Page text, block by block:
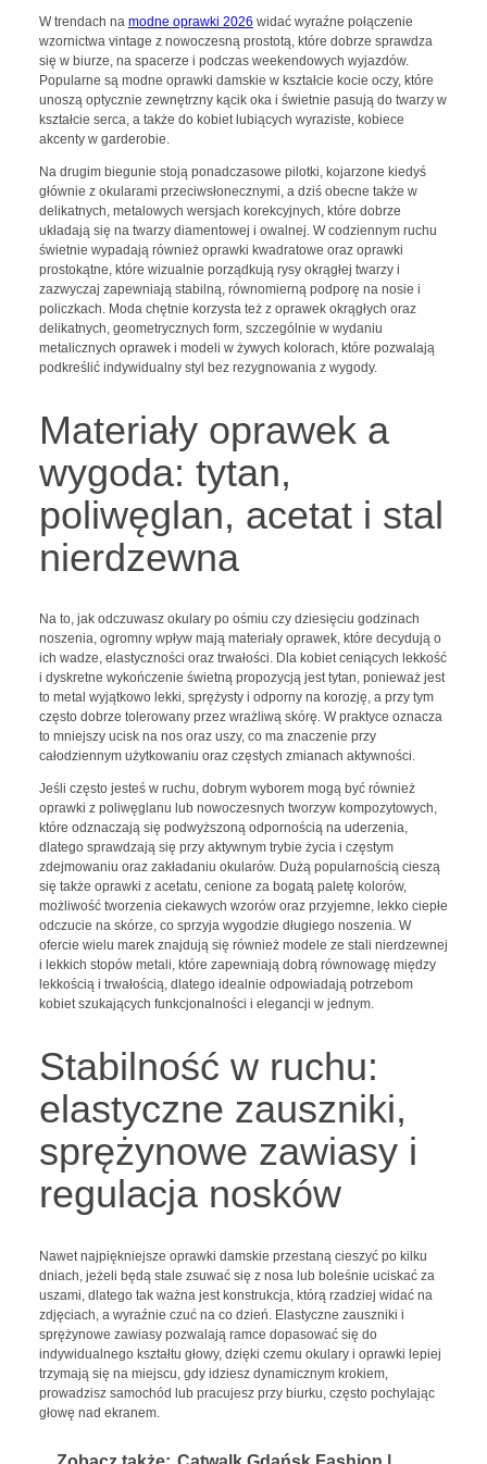
W trendach na modne oprawki 2026 widać wyraźne połączenie
wzornictwa vintage z nowoczesną prostotą, które dobrze sprawdza
się w biurze, na spacerze i podczas weekendowych wyjazdów.
Popularne są modne oprawki damskie w kształcie kocie oczy, które
unoszą optycznie zewnętrzny kącik oka i świetnie pasują do twarzy w
kształcie serca, a także do kobiet lubiących wyraziste, kobiece
akcenty w garderobie.
Na drugim biegunie stoją ponadczasowe pilotki, kojarzone kiedyś
głównie z okularami przeciwsłonecznymi, a dziś obecne także w
delikatnych, metalowych wersjach korekcyjnych, które dobrze
układają się na twarzy diamentowej i owalnej. W codziennym ruchu
świetnie wypadają również oprawki kwadratowe oraz oprawki
prostokątne, które wizualnie porządkują rysy okrągłej twarzy i
zazwyczaj zapewniają stabilną, równomierną podporę na nosie i
policzkach. Moda chętnie korzysta też z oprawek okrągłych oraz
delikatnych, geometrycznych form, szczególnie w wydaniu
metalicznych oprawek i modeli w żywych kolorach, które pozwalają
podkreślić indywidualny styl bez rezygnowania z wygody.
Materiały oprawek a
wygoda: tytan,
poliwęglan, acetat i stal
nierdzewna
Na to, jak odczuwasz okulary po ośmiu czy dziesięciu godzinach
noszenia, ogromny wpływ mają materiały oprawek, które decydują o
ich wadze, elastyczności oraz trwałości. Dla kobiet ceniących lekkość
i dyskretne wykończenie świetną propozycją jest tytan, ponieważ jest
to metal wyjątkowo lekki, sprężysty i odporny na korozję, a przy tym
często dobrze tolerowany przez wrażliwą skórę. W praktyce oznacza
to mniejszy ucisk na nos oraz uszy, co ma znaczenie przy
całodziennym użytkowaniu oraz częstych zmianach aktywności.
Jeśli często jesteś w ruchu, dobrym wyborem mogą być również
oprawki z poliwęglanu lub nowoczesnych tworzyw kompozytowych,
które odznaczają się podwyższoną odpornością na uderzenia,
dlatego sprawdzają się przy aktywnym trybie życia i częstym
zdejmowaniu oraz zakładaniu okularów. Dużą popularnością cieszą
się także oprawki z acetatu, cenione za bogatą paletę kolorów,
możliwość tworzenia ciekawych wzorów oraz przyjemne, lekko ciepłe
odczucie na skórze, co sprzyja wygodzie długiego noszenia. W
ofercie wielu marek znajdują się również modele ze stali nierdzewnej
i lekkich stopów metali, które zapewniają dobrą równowagę między
lekkością i trwałością, dlatego idealnie odpowiadają potrzebom
kobiet szukających funkcjonalności i elegancji w jednym.
Stabilność w ruchu:
elastyczne zauszniki,
sprężynowe zawiasy i
regulacja nosków
Nawet najpiękniejsze oprawki damskie przestaną cieszyć po kilku
dniach, jeżeli będą stale zsuwać się z nosa lub boleśnie uciskać za
uszami, dlatego tak ważna jest konstrukcja, którą rzadziej widać na
zdjęciach, a wyraźnie czuć na co dzień. Elastyczne zauszniki i
sprężynowe zawiasy pozwalają ramce dopasować się do
indywidualnego kształtu głowy, dzięki czemu okulary i oprawki lepiej
trzymają się na miejscu, gdy idziesz dynamicznym krokiem,
prowadzisz samochód lub pracujesz przy biurku, często pochylając
głowę nad ekranem.